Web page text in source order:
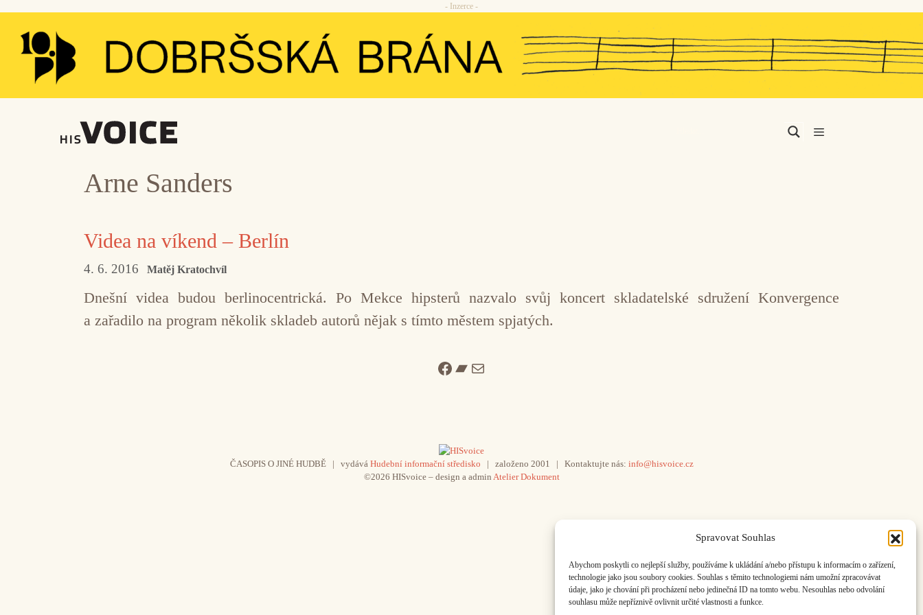
Spravovat Souhlas
Abychom poskytli co nejlepší služby, používáme k ukládání a/nebo přístupu k informacím o zařízení,
technologie jako jsou soubory cookies. Souhlas s těmito technologiemi nám umožní zpracovávat
údaje, jako je chování při procházení nebo jedinečná ID na tomto webu. Nesouhlas nebo odvolání
souhlasu může nepříznivě ovlivnit určité vlastnosti a funkce.
Přeskočit
obsah
- Inzerce -
Arne Sanders
Videa na víkend – Berlín
4. 6. 2016 Matěj Kratochvíl
Dnešní videa budou berlinocentrická. Po Mekce hipsterů nazvalo svůj koncert skladatelské sdružení Konvergence
a zařadilo na program několik skladeb autorů nějak s tímto městem spjatých.
Facebook
Bandcamp
Mail
ČASOPIS O JINÉ HUDBĚ | vydává Hudební informační středisko | založeno 2001 | Kontaktujte nás: info@hisvoice.cz
©2026 HISvoice – design a admin Atelier Dokument